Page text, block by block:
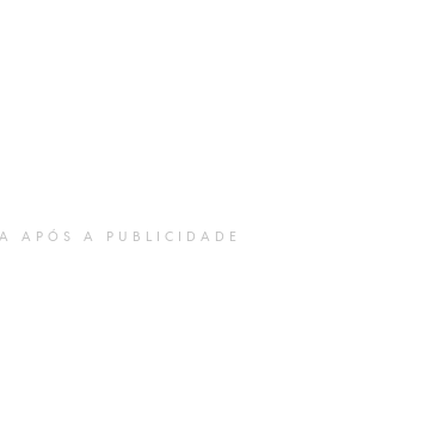
APÓS A PUBLICIDADE